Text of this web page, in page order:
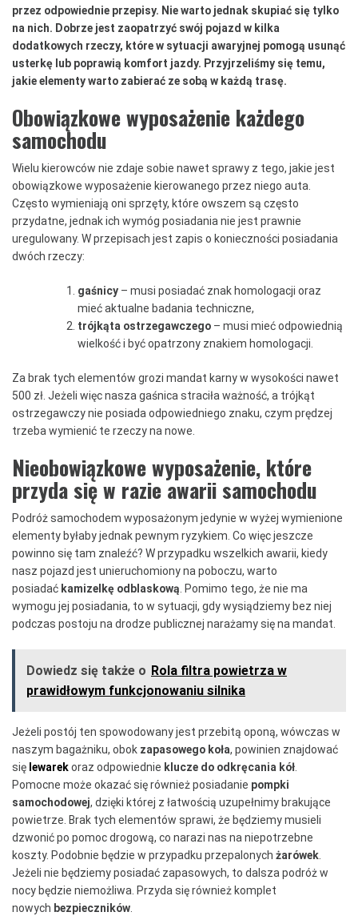
przez odpowiednie przepisy. Nie warto jednak skupiać się tylko
na nich. Dobrze jest zaopatrzyć swój pojazd w kilka
dodatkowych rzeczy, które w sytuacji awaryjnej pomogą usunąć
usterkę lub poprawią komfort jazdy. Przyjrzeliśmy się temu,
jakie elementy warto zabierać ze sobą w każdą trasę.
Obowiązkowe wyposażenie każdego
samochodu
Wielu kierowców nie zdaje sobie nawet sprawy z tego, jakie jest
obowiązkowe wyposażenie kierowanego przez niego auta.
Często wymieniają oni sprzęty, które owszem są często
przydatne, jednak ich wymóg posiadania nie jest prawnie
uregulowany. W przepisach jest zapis o konieczności posiadania
dwóch rzeczy:
gaśnicy – musi posiadać znak homologacji oraz
mieć aktualne badania techniczne,
trójkąta ostrzegawczego – musi mieć odpowiednią
wielkość i być opatrzony znakiem homologacji.
Za brak tych elementów grozi mandat karny w wysokości nawet
500 zł. Jeżeli więc nasza gaśnica straciła ważność, a trójkąt
ostrzegawczy nie posiada odpowiedniego znaku, czym prędzej
trzeba wymienić te rzeczy na nowe.
Nieobowiązkowe wyposażenie, które
przyda się w razie awarii samochodu
Podróż samochodem wyposażonym jedynie w wyżej wymienione
elementy byłaby jednak pewnym ryzykiem. Co więc jeszcze
powinno się tam znaleźć? W przypadku wszelkich awarii, kiedy
nasz pojazd jest unieruchomiony na poboczu, warto
posiadać kamizelkę odblaskową . Pomimo tego, że nie ma
wymogu jej posiadania, to w sytuacji, gdy wysiądziemy bez niej
podczas postoju na drodze publicznej narażamy się na mandat.
Dowiedz się także o Rola filtra powietrza w
prawidłowym funkcjonowaniu silnika
Jeżeli postój ten spowodowany jest przebitą oponą, wówczas w
naszym bagażniku, obok zapasowego koła, powinien znajdować
się lewarekoraz odpowiednie klucze do odkręcania kół
Pomocne może okazać się również posiadanie pompki
samochodowej, dzięki której z łatwością uzupełnimy brakujące
powietrze. Brak tych elementów sprawi, że będziemy musieli
dzwonić po pomoc drogową, co narazi nas na niepotrzebne
koszty. Podobnie będzie w przypadku przepalonych żarówek
Jeżeli nie będziemy posiadać zapasowych, to dalsza podróż w
nocy będzie niemożliwa. Przyda się również komplet
nowych bezpieczników